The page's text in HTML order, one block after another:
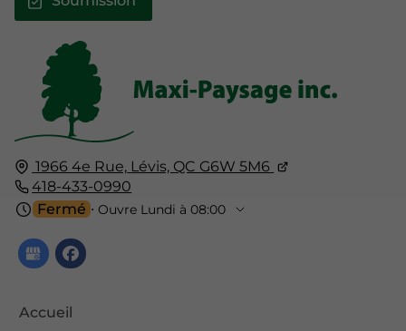
1966 4e Rue, Lévis, QC G6W 5M6
418-433-0990
Fermé ⋅ Ouvre Lundi à 08:00
Accueil